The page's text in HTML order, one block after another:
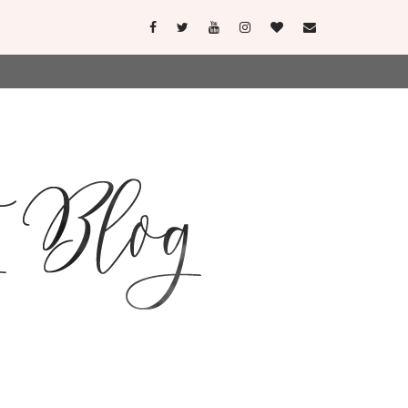
agent